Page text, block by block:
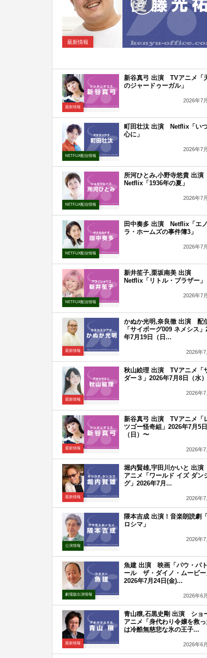
最新情報
最新情報
新谷真弓 出演 TVアニメ「
のジャードゥーガル」
2026年7
NETFLIX配信情報
町田壮汰 出演 Netflix「い
心に」
2026年7
NETFLIX配信情報
所河ひとみ,小野寺悠貴 出演
Netflix「1936年の夏」
2026年7
NETFLIX配信情報
田中奏多 出演 Netflix「エ
ラ・ホームズの事件簿3」
2026年7
NETFLIX配信情報
新井笙子,栗坂南美 出演
Netflix「リトル・ブラザー」
2026年7
最新情報
かぬか光明,奈良徹 出演 配
「サイボーグ009 ネメシス」
年7月19日（日...
2026年7
最新情報
秋山絵理 出演 TVアニメ「
ダー３」2026年7月8日（水
2026年7
最新情報
新谷真弓 出演 TVアニメ「
ツゴー怪奇組」2026年7月5日
（日）〜
2026年7
最新情報
堀内賢雄,宇田川かいと 出
アニメ「ワールド イズ ダン
グ」2026年7月...
2026年7
公演情報
隈本吉成 出演！音楽朗読劇
ロシマ」
2026年7
劇場版出演情報
魚建 出演 映画「パウ・パ
ール ザ・ダイノ・ムービー
2026年7月24日(金)...
2026年6
最新情報
青山穣,石黒史剛 出演 ショ
アニメ「身代わり令嬢を救
は冷酷無慈悲な氷の王子...
2026年6